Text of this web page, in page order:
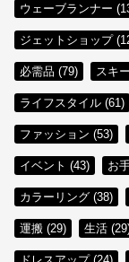
ウェーブランナー
ジェットショップ
必需品 (79) スキ
ライフスタイル (61)
ファッション (53)
イベント (43) お
カラーリング (38)
運搬 (29) 生活